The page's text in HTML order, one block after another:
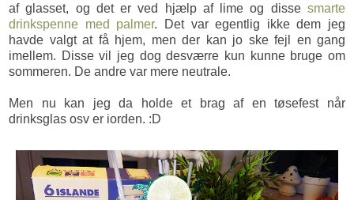
af glasset, og det er ved hjælp af lime og disse smarte
drinkspenne med palmer. Det var egentlig ikke dem jeg
havde valgt at få hjem, men der kan jo ske fejl en gang
imellem. Disse vil jeg dog desværre kun kunne bruge om
sommeren. De andre var mere neutrale.
Men nu kan jeg da holde et brag af en tøsefest når
drinksglas osv er iorden. :D